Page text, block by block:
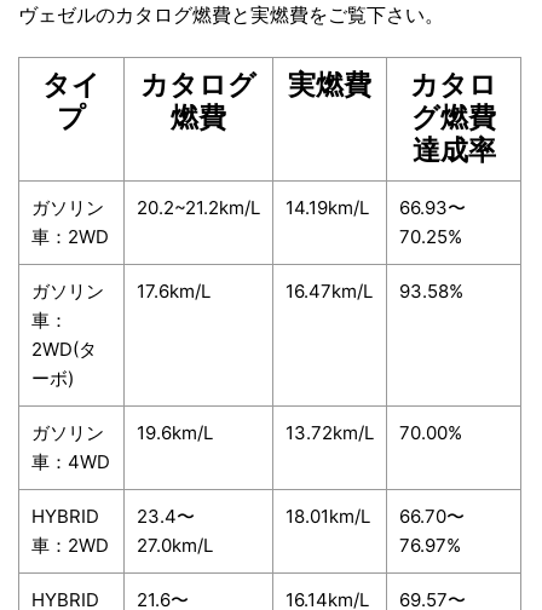
ヴェゼルのカタログ燃費と実燃費をご覧下さい。
タイ
プ
カタログ
燃費
実燃費
カタロ
グ燃費
達成率
ガソリン
車：2WD
20.2~21.2km/L 14.19km/L
66.93〜
70.25%
ガソリン
車：
2WD(タ
ーボ)
17.6km/L 16.47km/L 93.58%
ガソリン
車：4WD
19.6km/L 13.72km/L 70.00%
HYBRID
車：2WD
23.4〜
27.0km/L
18.01km/L
66.70〜
76.97%
HYBRID
21.6〜
16.14km/L
69.57〜